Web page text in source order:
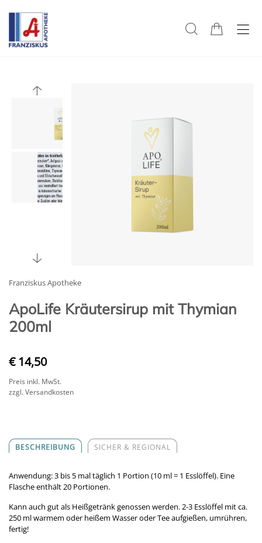
Franziskus Apotheke
ApoLife Kräutersirup mit Thymian
200ml
€ 14,50
Preis inkl. MwSt.
zzgl. Versandkosten
BESCHREIBUNG SICHER & REGIONAL
Anwendung: 3 bis 5 mal täglich 1 Portion (10 ml = 1 Esslöffel). Eine
Flasche enthält 20 Portionen.
Kann auch gut als Heißgetränk genossen werden. 2-3 Esslöffel mit ca.
250 ml warmem oder heißem Wasser oder Tee aufgießen, umrühren,
fertig!